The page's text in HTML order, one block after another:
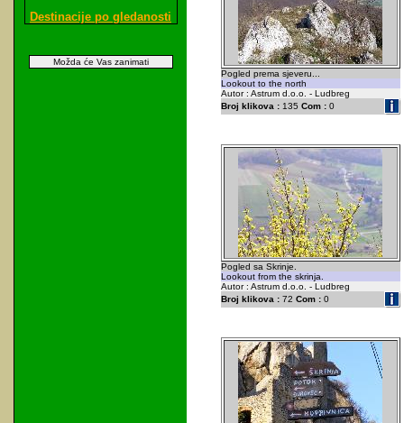
Destinacije po gledanosti
Možda će Vas zanimati
Pogled prema sjeveru...
Lookout to the north
Autor : Astrum d.o.o. - Ludbreg
Broj klikova :135 Com :0
Pogled sa Skrinje.
Lookout from the skrinja.
Autor : Astrum d.o.o. - Ludbreg
Broj klikova :72 Com :0